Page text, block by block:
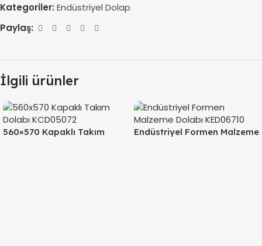
Kategoriler: Endüstriyel Dolap
Paylaş:
İlgili ürünler
560×570 Kapaklı Takım
Endüstriyel Formen Malzeme